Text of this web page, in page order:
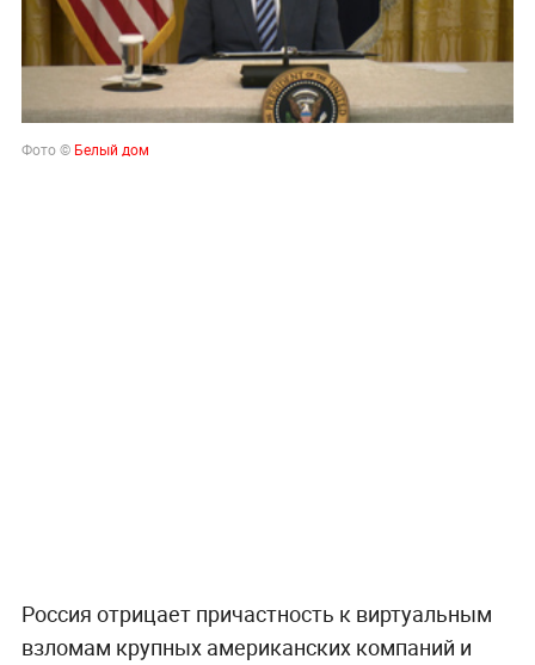
Фото © Белый дом
Россия отрицает причастность к виртуальным
взломам крупных американских компаний и